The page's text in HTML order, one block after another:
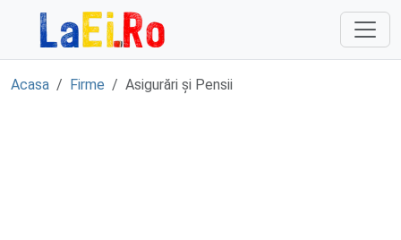
Sari la continut
Acasa Firme Asigurări și Pensii